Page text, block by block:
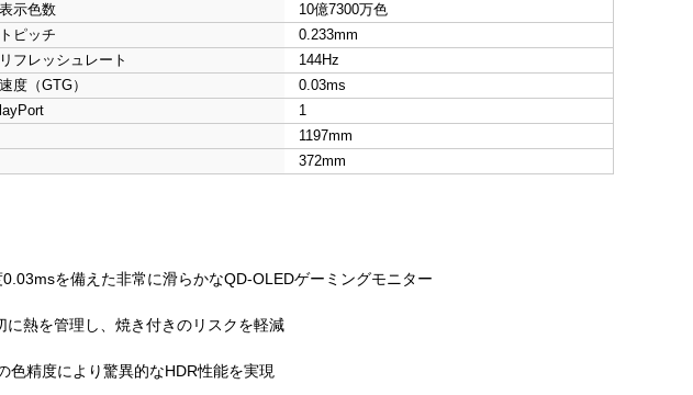
示色数
10億7300万色
ピッチ
0.233mm
フレッシュレート
144Hz
度（GTG）
0.03ms
1
1197mm
372mm
を備えた非常に滑らかなQD-OLEDゲーミングモニター
熱を管理し、焼き付きのリスクを軽減
精度により驚異的なHDR性能を実現